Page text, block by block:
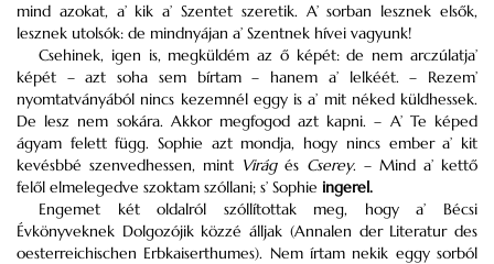
mind azokat, a’ kik a’ Szentet szeretik. A’ sorban lesznek elsők,
lesznek utolsók: de mindnyájan a’ Szentnek hívei vagyunk!
Csehinek, igen is, megküldém az ő képét: de nem arczúlatja’
képét – azt soha sem bírtam – hanem a’ lelkéét. – Rezem’
nyomtatványából nincs kezemnél eggy is a’ mit néked küldhessek.
De lesz nem sokára. Akkor megfogod azt kapni. – A’ Te képed
ágyam felett függ. Sophie azt mondja, hogy nincs ember a’ kit
kevésbbé szenvedhessen, mint Virágés Cserey. – Mind a’ kettő
felől elmelegedve szoktam szóllani; s’ Sophie ingerel.
Engemet két oldalról szóllítottak meg, hogy a’ Bécsi
Évkönyveknek Dolgozójik közzé álljak (Annalen der Literatur des
oesterreichischen Erbkaiserthumes). Nem írtam nekik eggy sorból